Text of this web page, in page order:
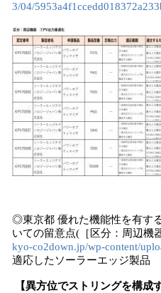
3/04/
◎東京都 優れた機能性を有す
いての留意点(［区分：周辺機
kyo-co2down.jp/wp-content/
適応したソーラーエッジ製品
【異方位でストリングを構成